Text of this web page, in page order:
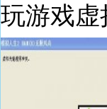
玩游戏